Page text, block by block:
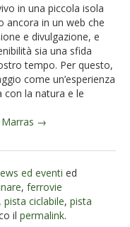
in una piccola isola
ancora in un web che
e divulgazione, e
sia una sfida
tempo. Per questo,
come un’esperienza
con la natura e le
Marras →
ed eventi ed
, ferrovie
, pista ciclabile, pista
il permalink.